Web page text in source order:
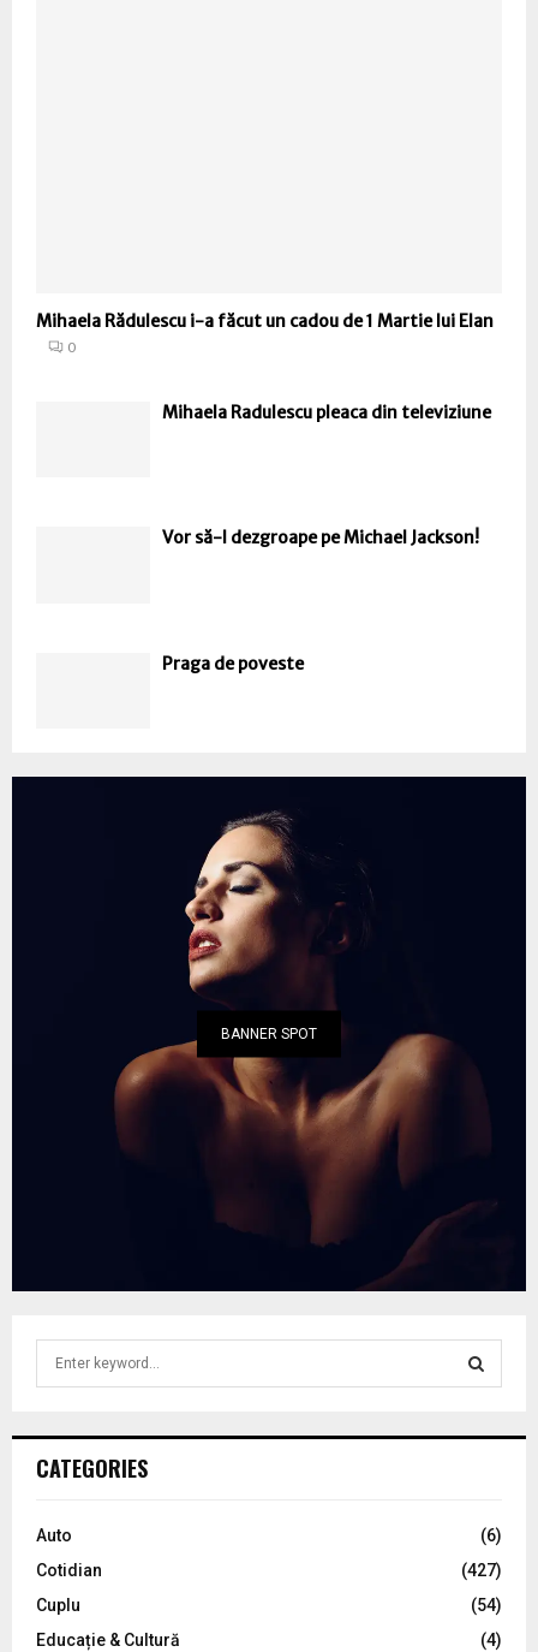
Mihaela Rădulescu i-a făcut un cadou de 1 Martie lui Elan
0
Mihaela Radulescu pleaca din televiziune
Vor să-l dezgroape pe Michael Jackson!
Praga de poveste
BANNER SPOT
h
o
:
C
CATEGORIES
Auto
(6)
Cotidian
(427)
Cuplu
(54)
Educație & Cultură
(4)